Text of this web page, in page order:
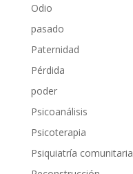
Odio
pasado
Paternidad
Pérdida
poder
Psicoanálisis
Psicoterapia
Psiquiatría comunitaria